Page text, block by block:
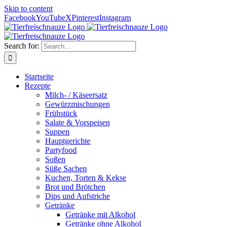
Skip to content
FacebookYouTubeXPinterestInstagram
Search for:
Startseite
Rezepte
Milch- / Käseersatz
Gewürzmischungen
Frühstück
Salate & Vorspeisen
Suppen
Hauptgerichte
Partyfood
Soßen
Süße Sachen
Kuchen, Torten & Kekse
Brot und Brötchen
Dips und Aufstriche
Getränke
Getränke mit Alkohol
Getränke ohne Alkohol